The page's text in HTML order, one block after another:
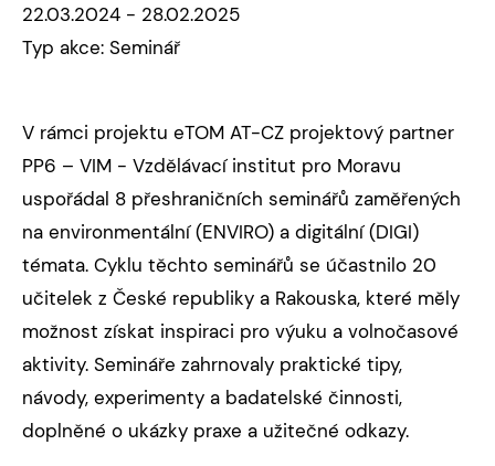
22.03.2024 - 28.02.2025
Typ akce: Seminář
V rámci projektu eTOM AT-CZ projektový partner
PP6 – VIM - Vzdělávací institut pro Moravu
uspořádal 8 přeshraničních seminářů zaměřených
na environmentální (ENVIRO) a digitální (DIGI)
témata. Cyklu těchto seminářů se účastnilo 20
učitelek z České republiky a Rakouska, které měly
možnost získat inspiraci pro výuku a volnočasové
aktivity. Semináře zahrnovaly praktické tipy,
návody, experimenty a badatelské činnosti,
doplněné o ukázky praxe a užitečné odkazy.